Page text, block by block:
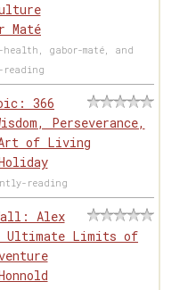
Maté
gabor-maté, and
366
Perseverance,
of Living
reading
Alex
Ultimate Limits of